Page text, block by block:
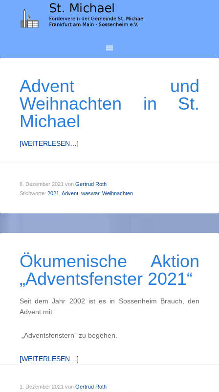
Advent und
Weihnachten in St.
Michael
[WEITERLESEN…]
6. Dezember 2021 von Gertrud Roth
Stichworte: 2021 Advent waswar, Weihnachten
Ökumenische Aktion
„Adventsfenster 2021“
Seit dem Jahr 2002 ist es in Sossenheim Brauch, den
Advent mit
„Adventsfenstern“ zu begehen.
[WEITERLESEN…]
1. Dezember 2021 von Gertrud Roth